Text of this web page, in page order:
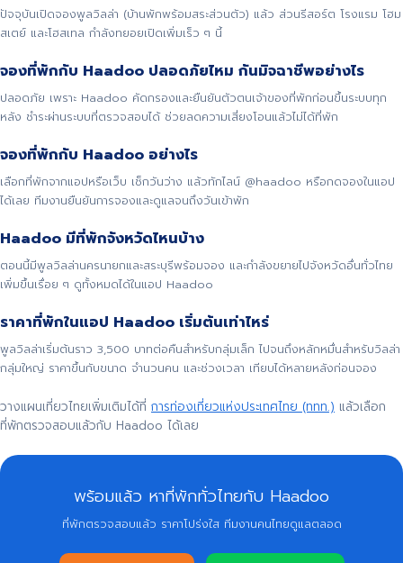
ปัจจุบันเปิดจองพูลวิลล่า (บ้านพักพร้อมสระส่วนตัว) แล้ว ส่วนรีสอร์ต โรงแรม โฮม
สเตย์ และโฮสเทล กำลังทยอยเปิดเพิ่มเร็ว ๆ นี้
จองที่พักกับ Haadoo ปลอดภัยไหม กันมิจฉาชีพอย่างไร
ปลอดภัย เพราะ Haadoo คัดกรองและยืนยันตัวตนเจ้าของที่พักก่อนขึ้นระบบทุก
หลัง ชำระผ่านระบบที่ตรวจสอบได้ ช่วยลดความเสี่ยงโอนแล้วไม่ได้ที่พัก
จองที่พักกับ Haadoo อย่างไร
เลือกที่พักจากแอปหรือเว็บ เช็กวันว่าง แล้วทักไลน์ @haadoo หรือกดจองในแอป
ได้เลย ทีมงานยืนยันการจองและดูแลจนถึงวันเข้าพัก
Haadoo มีที่พักจังหวัดไหนบ้าง
ตอนนี้มีพูลวิลล่านครนายกและสระบุรีพร้อมจอง และกำลังขยายไปจังหวัดอื่นทั่วไทย
เพิ่มขึ้นเรื่อย ๆ ดูทั้งหมดได้ในแอป Haadoo
ราคาที่พักในแอป Haadoo เริ่มต้นเท่าไหร่
พูลวิลล่าเริ่มต้นราว 3,500 บาทต่อคืนสำหรับกลุ่มเล็ก ไปจนถึงหลักหมื่นสำหรับวิลล่า
กลุ่มใหญ่ ราคาขึ้นกับขนาด จำนวนคน และช่วงเวลา เทียบได้หลายหลังก่อนจอง
วางแผนเที่ยวไทยเพิ่มเติมได้ที่ การท่องเที่ยวแห่งประเทศไทย (ททท.) แล้วเลือก
ที่พักตรวจสอบแล้วกับ Haadoo ได้เลย
พร้อมแล้ว หาที่พักทั่วไทยกับ Haadoo
ที่พักตรวจสอบแล้ว ราคาโปร่งใส ทีมงานคนไทยดูแลตลอด